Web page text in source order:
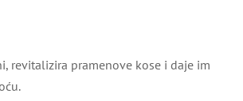
revitalizira pramenove kose i daje im